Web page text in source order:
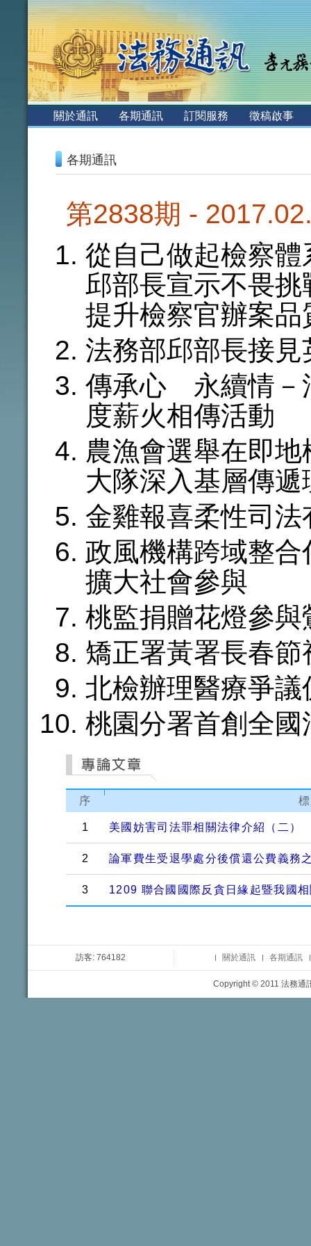
關於通訊 各期通訊 訂閱服務
徵稿啟事
各期通訊
第2838期 -
從自己做起檢察
邱部長宣示不畏
提升檢察官辦案
法務部邱部長接
傳承心 永續情－
度薪火相傳活動
農漁會選舉在即
大隊深入基層傳遞
金雞報喜柔性司
政風機構跨域整
擴大社會參與
桃監捐贈花燈參
矯正署黃署長春
北檢辦理醫療爭
桃園分署首創全國
序
1 美國妨害司法罪相關法律介紹（二）
2 論軍費生受退學處分後償還公費義務
3 1209 聯合國國際反貪日緣起暨我國
訪客: 764182 關於通訊 各期通訊
Copyright © 2011 法務